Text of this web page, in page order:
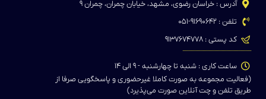
آدرس : خراسان رضوی، مشهد، خیابان چمران، چمران ۹
تلفن : ۹۱۶۹۰۶۴۲-۰۵۱
کد پستی : ۹۱۳۷۶۷۴۷۷۸
ساعت کاری : شنبه تا چهارشنبه - ۹ الی ۱۴
(فعالیت مجموعه به صورت کاملا غیرحضوری و پاسخگویی صرفا از
طریق تلفن و چت آنلاین صورت می‌پذیرد)